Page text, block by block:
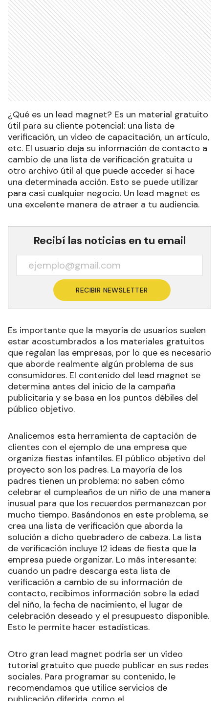
¿Qué es un lead magnet? Es un material gratuito
útil para su cliente potencial: una lista de
verificación, un video de capacitación, un artículo,
etc. El usuario deja su información de contacto a
cambio de una lista de verificación gratuita u
otro archivo útil al que puede acceder si hace
una determinada acción. Esto se puede utilizar
para casi cualquier negocio. Un lead magnet es
una excelente manera de atraer a tu audiencia.
Recibí las noticias en tu email
RECIBIR NEWSLETTER
Es importante que la mayoría de usuarios suelen
estar acostumbrados a los materiales gratuitos
que regalan las empresas, por lo que es necesario
que aborde realmente algún problema de sus
consumidores. El contenido del lead magnet se
determina antes del inicio de la campaña
publicitaria y se basa en los puntos débiles del
público objetivo.
Analicemos esta herramienta de captación de
clientes con el ejemplo de una empresa que
organiza fiestas infantiles. El público objetivo del
proyecto son los padres. La mayoría de los
padres tienen un problema: no saben cómo
celebrar el cumpleaños de un niño de una manera
inusual para que los recuerdos permanezcan por
mucho tiempo. Basándonos en este problema, se
crea una lista de verificación que aborda la
solución a dicho quebradero de cabeza. La lista
de verificación incluye 12 ideas de fiesta que la
empresa puede organizar. Lo más interesante:
cuando un padre descarga esta lista de
verificación a cambio de su información de
contacto, recibimos información sobre la edad
del niño, la fecha de nacimiento, el lugar de
celebración deseado y el presupuesto disponible.
Esto le permite hacer estadísticas.
Otro gran lead magnet podría ser un vídeo
tutorial gratuito que puede publicar en sus redes
sociales. Para programar su contenido, le
recomendamos que utilice servicios de